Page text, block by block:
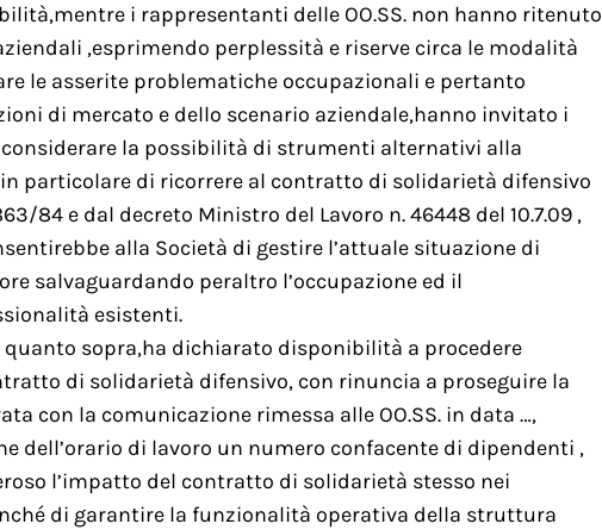
i rappresentanti delle OO.SS. non hanno ritenuto
,esprimendo perplessità e riserve circa le modalità
le asserite problematiche occupazionali e pertanto
di mercato e dello scenario aziendale,hanno invitato i
la possibilità di strumenti alternativi alla
particolare di ricorrere al contratto di solidarietà difensivo
84 e dal decreto Ministro del Lavoro n. 46448 del 10.7.09 ,
alla Società di gestire l’attuale situazione di
salvaguardando peraltro l’occupazione ed il
esistenti.
sopra,ha dichiarato disponibilità a procedere
di solidarietà difensivo, con rinuncia a proseguire la
con la comunicazione rimessa alle OO.SS. in data …,
dell’orario di lavoro un numero confacente di dipendenti ,
l’impatto del contratto di solidarietà stesso nei
di garantire la funzionalità operativa della struttura